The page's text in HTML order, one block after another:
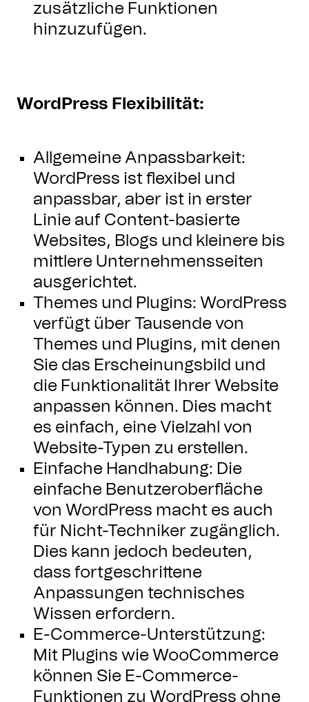
zusätzliche Funktionen
hinzuzufügen.
WordPress Flexibilität:
Allgemeine Anpassbarkeit:
WordPress ist flexibel und
anpassbar, aber ist in erster
Linie auf Content-basierte
Websites, Blogs und kleinere bis
mittlere Unternehmensseiten
ausgerichtet.
Themes und Plugins: WordPress
verfügt über Tausende von
Themes und Plugins, mit denen
Sie das Erscheinungsbild und
die Funktionalität Ihrer Website
anpassen können. Dies macht
es einfach, eine Vielzahl von
Website-Typen zu erstellen.
Einfache Handhabung: Die
einfache Benutzeroberfläche
von WordPress macht es auch
für Nicht-Techniker zugänglich.
Dies kann jedoch bedeuten,
dass fortgeschrittene
Anpassungen technisches
Wissen erfordern.
E-Commerce-Unterstützung:
Mit Plugins wie WooCommerce
können Sie E-Commerce-
Funktionen zu WordPress ohne